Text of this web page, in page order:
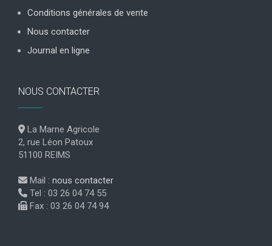
Conditions générales de vente
Nous contacter
Journal en ligne
NOUS CONTACTER
La Marne Agricole
2, rue Léon Patoux
51100 REIMS
Mail : nous contacter
Tel : 03 26 04 74 55
Fax : 03 26 04 74 94